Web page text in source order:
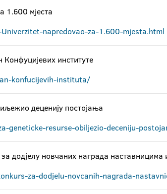
1.600 мјеста
napredovao-za-1.600-mjesta.html
институте
konfucijevih-instituta/
деценију постојања
resurse-obiljezio-deceniju-
додјелу новчаних награда наставницима
za-dodjelu-novcanih-nagrada-